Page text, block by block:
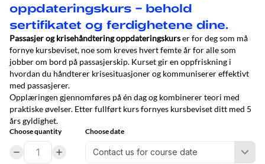
oppdateringskurs – behold
sertifikatet og ferdighetene dine.
Passasjer og krisehåndtering oppdateringskurser for deg som må
fornye kursbeviset, noe som kreves hvert femte år for alle som
jobber om bord på passasjerskip. Kurset gir en oppfriskning i
hvordan du håndterer krisesituasjoner og kommuniserer effektivt
med passasjerer.
Opplæringen gjennomføres på én dag og kombinerer teori med
praktiske øvelser. Etter fullført kurs fornyes kursbeviset ditt med 5
års gyldighet.
Choose quantity Choose date